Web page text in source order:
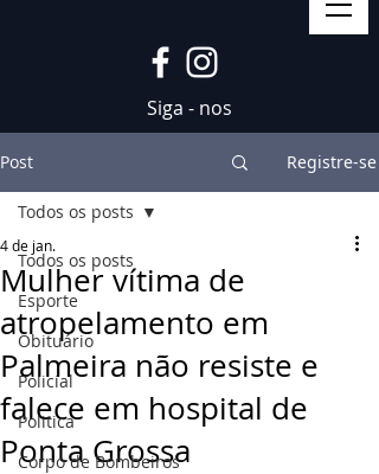
Siga - nos
Post Registre-se
Todos os posts
Esporte
Obituário
Policial
Politica
Corpo de Bombeiros
Todos os posts
Mulher vítima de
atropelamento em
Palmeira não resiste e
falece em hospital de
Ponta Grossa
4 de jan.